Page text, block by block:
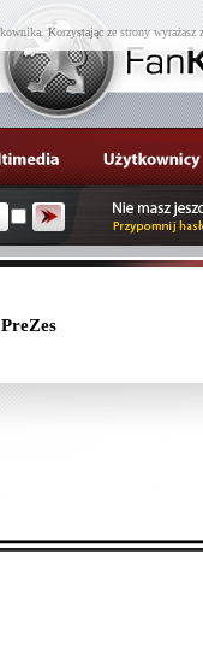
Korzystając ze strony